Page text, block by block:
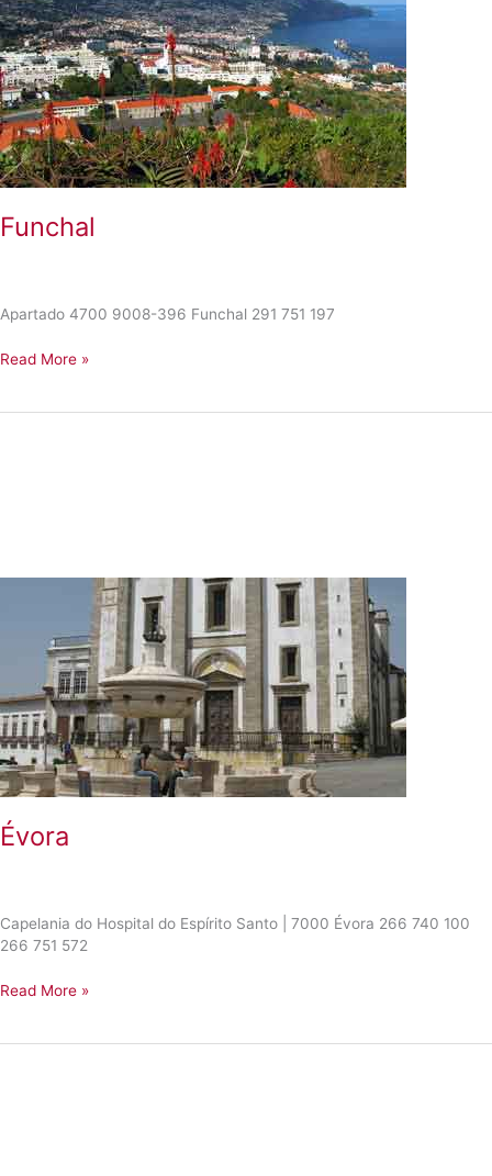
Funchal
Apartado 4700 9008-396 Funchal 291 751 197
Funchal
Read More »
Évora
Capelania do Hospital do Espírito Santo | 7000 Évora 266 740 100
266 751 572
Évora
Read More »